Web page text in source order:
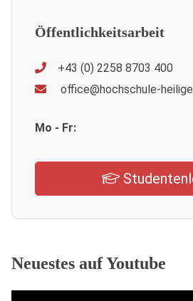
Öffentlichkeitsarbeit
+43 (0) 2258 8703 400
office@hochschule-
Mo - Fr:
Neuestes auf Youtube